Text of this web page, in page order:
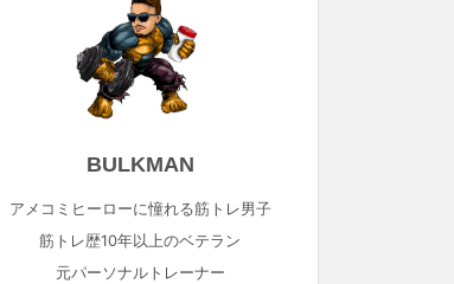
BULKMAN
アメコミヒーローに憧れる筋トレ男子
筋トレ歴10年以上のベテラン
元パーソナルトレーナー